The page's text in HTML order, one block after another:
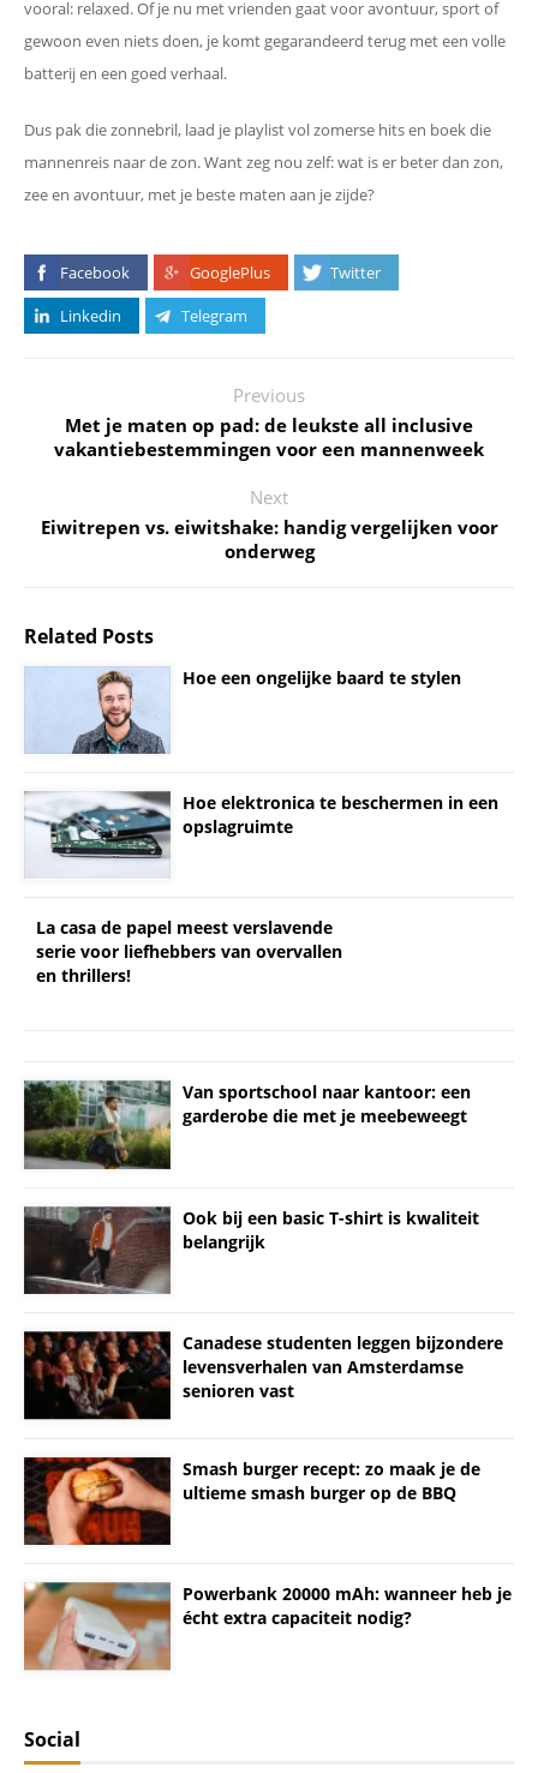
vooral: relaxed. Of je nu met vrienden gaat voor avontuur, sport of
gewoon even niets doen, je komt gegarandeerd terug met een volle
batterij en een goed verhaal.
Dus pak die zonnebril, laad je playlist vol zomerse hits en boek die
mannenreis naar de zon. Want zeg nou zelf: wat is er beter dan zon,
zee en avontuur, met je beste maten aan je zijde?
Facebook GooglePlus
Twitter
Linkedin
Telegram
Previous
Met je maten op pad: de leukste all inclusive
vakantiebestemmingen voor een mannenweek
Next
Eiwitrepen vs. eiwitshake: handig vergelijken voor
onderweg
Related Posts
Hoe een ongelijke baard te stylen
Hoe elektronica te beschermen in een
opslagruimte
La casa de papel meest verslavende
serie voor liefhebbers van overvallen
en thrillers!
Van sportschool naar kantoor: een
garderobe die met je meebeweegt
Ook bij een basic T-shirt is kwaliteit
belangrijk
Canadese studenten leggen bijzondere
levensverhalen van Amsterdamse
senioren vast
Smash burger recept: zo maak je de
ultieme smash burger op de BBQ
Powerbank 20000 mAh: wanneer heb je
écht extra capaciteit nodig?
Social